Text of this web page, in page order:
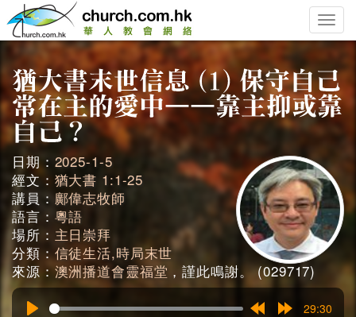
Toggle
日期： 2025-1-5
經文： 猶大書 1:1-25
講員： 鄺偉志牧師
語言： 粵語
場所： 主日崇拜
分類： 信徒生活,時局末世
來源：澳洲播道會靈福堂 ，謹此鳴謝。 (029717)
29:30